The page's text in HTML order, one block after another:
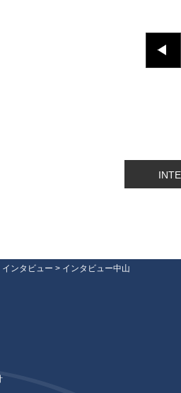
インタビュー > インタビュー中山